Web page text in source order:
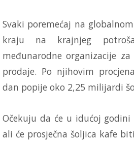
Svaki poremećaj na
kraju na krajnjeg
međunarodne organizacije
prodaje. Po njihovim
dan popije oko 2,25 milijardi
Očekuju da će u idućoj
ali će prosječna šoljica kafe